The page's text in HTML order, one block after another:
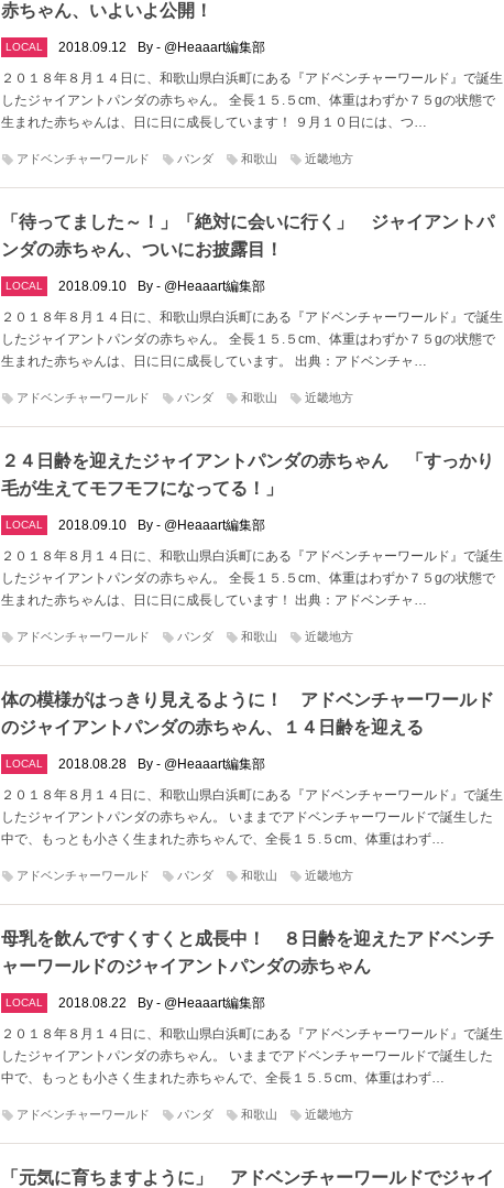
赤ちゃん、いよいよ公開！
LOCAL 2018.09.12
By - @Heaaart編集部
２０１８年８月１４日に、和歌山県白浜町にある『アドベンチャーワールド』で誕生
したジャイアントパンダの赤ちゃん。 全長１５.５cm、体重はわずか７５gの状態で
生まれた赤ちゃんは、日に日に成長しています！ ９月１０日には、つ…
アドベンチャーワールド パンダ 和歌山 近畿地方
「待ってました～！」「絶対に会いに行く」 ジャイアントパ
ンダの赤ちゃん、ついにお披露目！
LOCAL 2018.09.10
By - @Heaaart編集部
２０１８年８月１４日に、和歌山県白浜町にある『アドベンチャーワールド』で誕生
したジャイアントパンダの赤ちゃん。 全長１５.５cm、体重はわずか７５gの状態で
生まれた赤ちゃんは、日に日に成長しています。 出典：アドベンチャ…
アドベンチャーワールド パンダ 和歌山 近畿地方
２４日齢を迎えたジャイアントパンダの赤ちゃん 「すっかり
毛が生えてモフモフになってる！」
LOCAL 2018.09.10
By - @Heaaart編集部
２０１８年８月１４日に、和歌山県白浜町にある『アドベンチャーワールド』で誕生
したジャイアントパンダの赤ちゃん。 全長１５.５cm、体重はわずか７５gの状態で
生まれた赤ちゃんは、日に日に成長しています！ 出典：アドベンチャ…
アドベンチャーワールド パンダ 和歌山 近畿地方
体の模様がはっきり見えるように！ アドベンチャーワールド
のジャイアントパンダの赤ちゃん、１４日齢を迎える
LOCAL 2018.08.28
By - @Heaaart編集部
２０１８年８月１４日に、和歌山県白浜町にある『アドベンチャーワールド』で誕生
したジャイアントパンダの赤ちゃん。 いままでアドベンチャーワールドで誕生した
中で、もっとも小さく生まれた赤ちゃんで、全長１５.５cm、体重はわず…
アドベンチャーワールド パンダ 和歌山 近畿地方
母乳を飲んですくすくと成長中！ ８日齢を迎えたアドベンチ
ャーワールドのジャイアントパンダの赤ちゃん
LOCAL 2018.08.22
By - @Heaaart編集部
２０１８年８月１４日に、和歌山県白浜町にある『アドベンチャーワールド』で誕生
したジャイアントパンダの赤ちゃん。 いままでアドベンチャーワールドで誕生した
中で、もっとも小さく生まれた赤ちゃんで、全長１５.５cm、体重はわず…
アドベンチャーワールド パンダ 和歌山 近畿地方
「元気に育ちますように」 アドベンチャーワールドでジャイ